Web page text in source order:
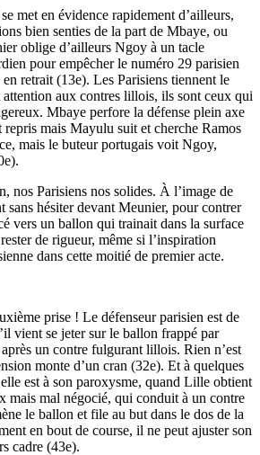
met en évidence rapidement d’ailleurs,
bien senties de la part de Mbaye, ou
oblige d’ailleurs Ngoy à un tacle
pour empêcher le numéro 29 parisien
retrait (13e). Les Parisiens tiennent le
aux contres lillois, ils sont ceux qui
Mbaye perfore la défense plein axe
repris mais Mayulu suit et cherche Ramos
mais le buteur portugais voit Ngoy,
nos Parisiens nos solides. À l’image de
sans hésiter devant Meunier, pour contrer
vers un ballon qui trainait dans la surface
de rigueur, même si l’inspiration
dans cette moitié de premier acte.
prise ! Le défenseur parisien est de
vient se jeter sur le ballon frappé par
un contre fulgurant lillois. Rien n’est
monte d’un cran (32e). Et à quelques
est à son paroxysme, quand Lille obtient
mais mal négocié, qui conduit à un contre
le ballon et file au but dans le dos de la
en bout de course, il ne peut ajuster son
cadre (43e).